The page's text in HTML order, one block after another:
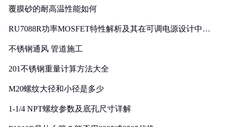
覆膜砂的耐高温性能如何
RU7088R功率MOSFET特性解析及其在可调电源设计中的
不锈钢通风 管道施工
201不锈钢重量计算方法大全
M20螺纹大径和小径是多少
1-1/4 NPT螺纹参数及底孔尺寸详解